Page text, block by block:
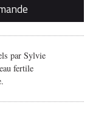
par Sylvie
fertile